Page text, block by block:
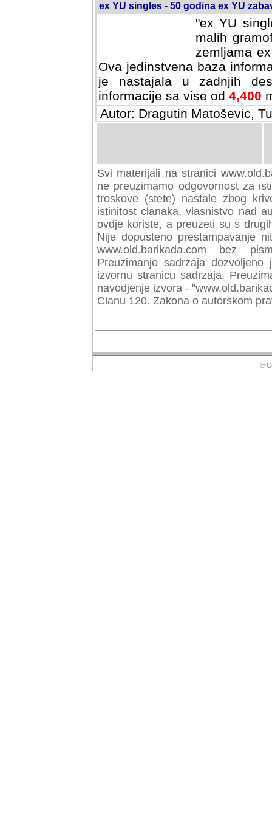
ex YU singles - 50 godina ex YU
"ex YU
malih
zemljama
Ova jedinstvena baza
je nastajala u zadnjih
informacije sa vise od 4,400
Autor: Dragutin Matoševic,
Svi materijali na stranici
preuzimamo odgovornost za
troskove (stete) nastale zbog
istinitost clanaka, vlasnistvo nad
ovdje koriste, a preuzeti su s
Nije dopusteno prestampavanje
www.old.barikada.com bez
Preuzimanje sadrzaja
izvornu stranicu sadrzaja.
navodjenje izvora -
Clanu 120. Zakona o autorskom
©